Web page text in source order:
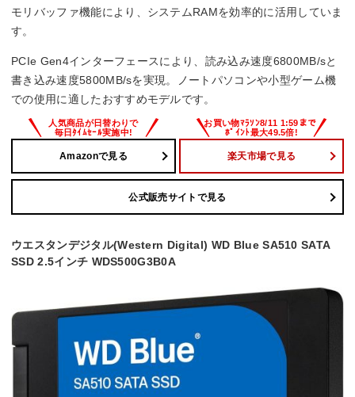
6800 MB/s
書込速度
5800 MB/s
モリバッファ機能により、システムRAMを効率的に活用していま
す。
PCIe Gen4インターフェースにより、読み込み速度6800MB/sと
書き込み速度5800MB/sを実現。ノートパソコンや小型ゲーム機
での使用に適したおすすめモデルです。
Amazonで見る 楽天市場で見る
公式販売サイトで見る
ウエスタンデジタル(Western Digital) WD Blue SA510 SATA
SSD 2.5インチ WDS500G3B0A